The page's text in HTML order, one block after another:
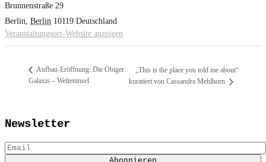
Brunnenstraße 29
Berlin Berlin 10119 Deutschland
Veranstaltungsort-Website anzeigen
Aufbau-Eröffnung: Die Obiger
Galaxis – Welteninsel
„This is the place you told me about“
kuratiert von Cassandra Mehlhorn
Newsletter